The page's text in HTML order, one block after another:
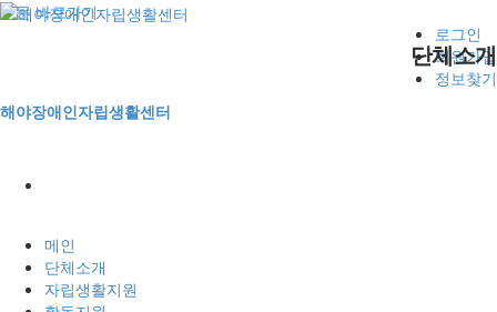
본문 바로가기
로그인
회원가입
정보찾기
해야장애인자립생활센터
단체소개
후원 및 봉사
메인
단체소개
자립생활지원